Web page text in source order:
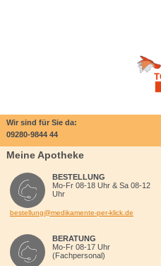
Wir sind für Sie da:
09280-9844 44
Meine Apotheke
BESTELLUNG
Mo-Fr 08-18 Uhr & Sa 08-12
Uhr
bestellung@medikamente-per-klick.de
BERATUNG
Mo-Fr 08-17 Uhr
(Fachpersonal)